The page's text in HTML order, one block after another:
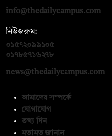
info@thedailycampus.com
নিউজরুম:
০১৫৭২০৯৯১০৫
০১৭৮৫৭১৬২৭৮
news@thedailycampus.com
আমাদের সম্পর্কে
যোগাযোগ
তথ্য দিন
মতামত জানান